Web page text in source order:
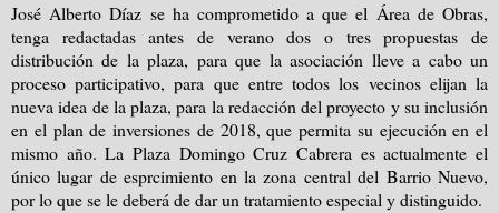
José Alberto Díaz se ha comprometido a que el Área de Obras,
tenga redactadas antes de verano dos o tres propuestas de
distribución de la plaza, para que la asociación lleve a cabo un
proceso participativo, para que entre todos los vecinos elijan la
nueva idea de la plaza, para la redacción del proyecto y su inclusión
en el plan de inversiones de 2018, que permita su ejecución en el
mismo año. La Plaza Domingo Cruz Cabrera es actualmente el
único lugar de esprcimiento en la zona central del Barrio Nuevo,
por lo que se le deberá de dar un tratamiento especial y distinguido.